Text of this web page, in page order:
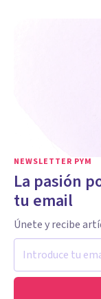
NEWSLETTER PYM
La pasión
tu email
Únete y recibe